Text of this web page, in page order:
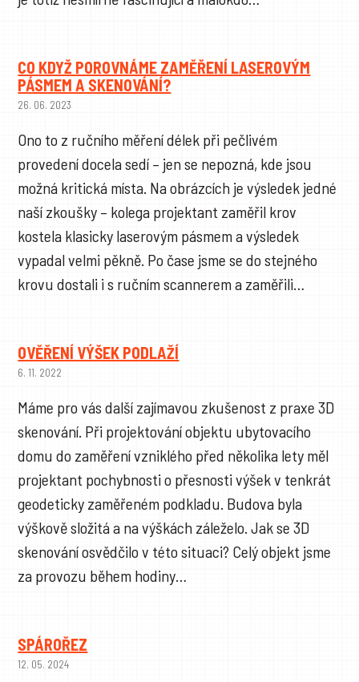
CO KDYŽ POROVNÁME ZAMĚŘENÍ LASEROVÝM
PÁSMEM A SKENOVÁNÍ?
26. 06. 2023
Ono to z ručního měření délek při pečlivém
provedení docela sedí – jen se nepozná, kde jsou
možná kritická místa. Na obrázcích je výsledek jedné
naší zkoušky – kolega projektant zaměřil krov
kostela klasicky laserovým pásmem a výsledek
vypadal velmi pěkně. Po čase jsme se do stejného
krovu dostali i s ručním scannerem a zaměřili…
OVĚŘENÍ VÝŠEK PODLAŽÍ
6. 11. 2022
Máme pro vás další zajímavou zkušenost z praxe 3D
skenování. Při projektování objektu ubytovacího
domu do zaměření vzniklého před několika lety měl
projektant pochybnosti o přesnosti výšek v tenkrát
geodeticky zaměřeném podkladu. Budova byla
výškově složitá a na výškách záleželo. Jak se 3D
skenování osvědčilo v této situaci? Celý objekt jsme
za provozu během hodiny…
SPÁROŘEZ
12. 05. 2024